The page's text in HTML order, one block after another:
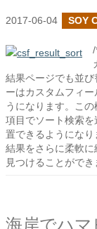
2017-06-04 SOY
/
結果ページでも並
ーはカスタムフィ
うになります。こ
項目でソート検索
置できるようにな
結果をさらに柔軟
見つけることができ